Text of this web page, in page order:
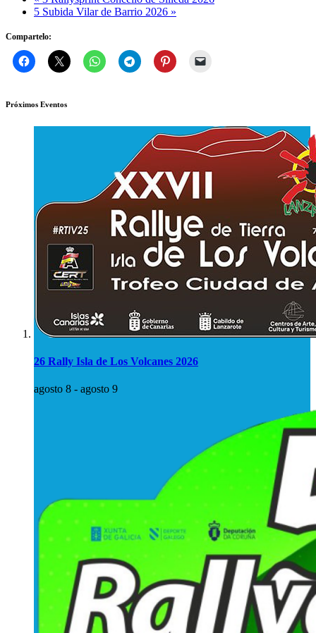
5 Subida Vilar de Barrio 2026 »
Compartelo:
Próximos Eventos
26 Rally Isla de Los Volcanes 2026
agosto 8 - agosto 9